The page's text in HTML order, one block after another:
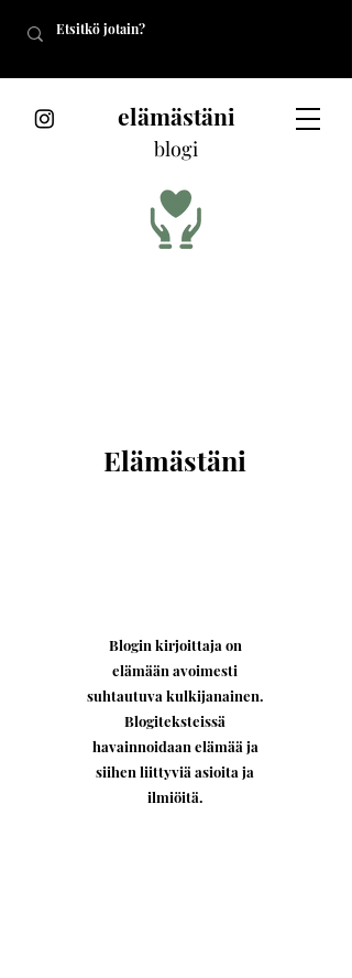
elämästäni
blogi
Elämästäni
Blogin kirjoittaja on
elämään avoimesti
suhtautuva kulkijanainen.
Blogiteksteissä
havainnoidaan elämää ja
siihen liittyviä asioita ja
ilmiöitä.